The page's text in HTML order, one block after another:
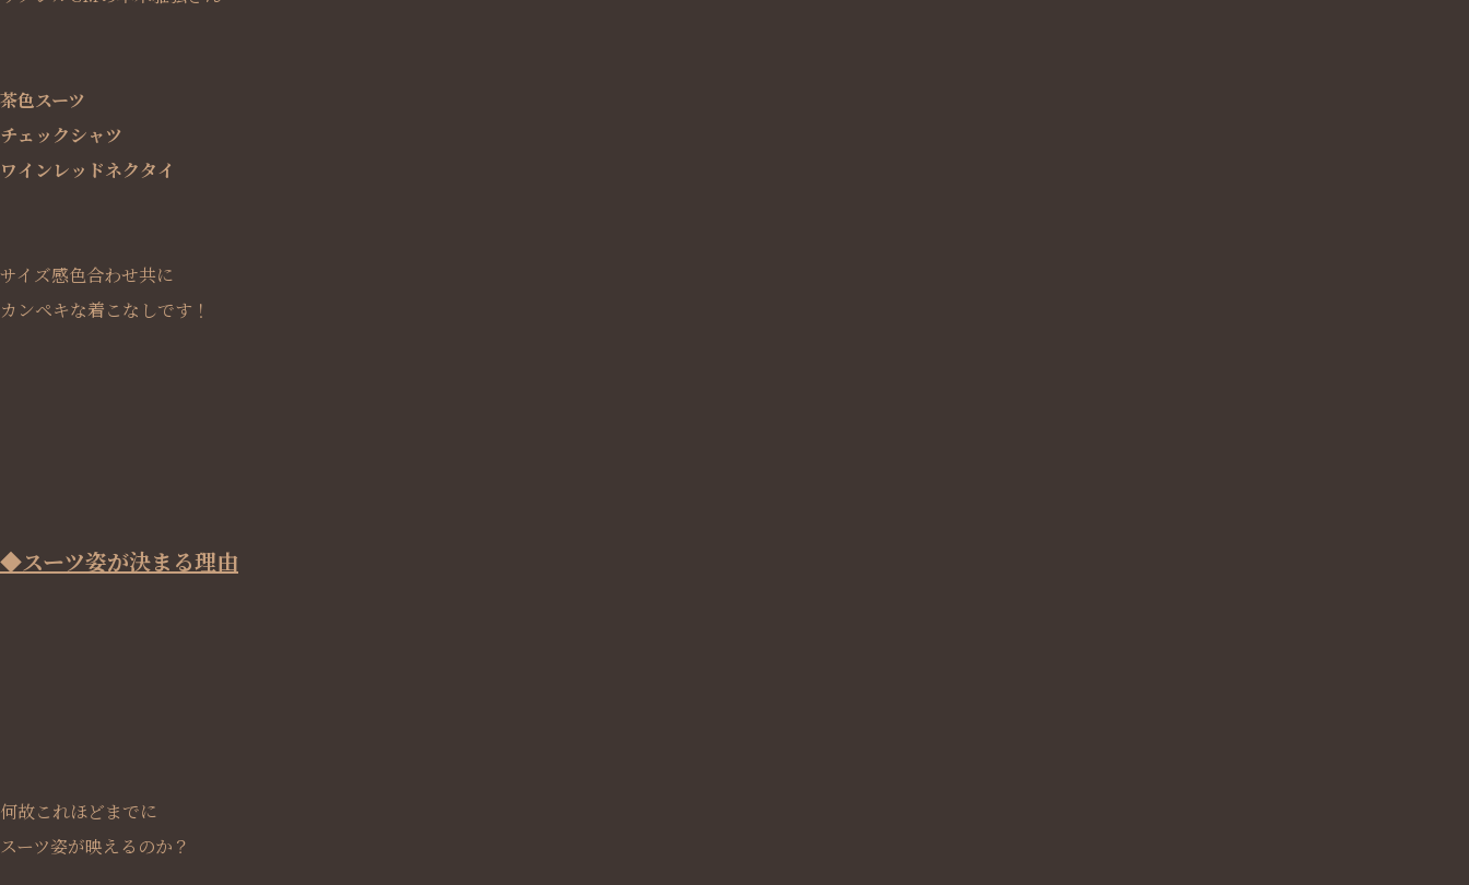
茶色スーツ
チェックシャツ
ワインレッドネクタイ
サイズ感色合わせ共に
カンペキな着こなしです！
◆スーツ姿が決まる理由
何故これほどまでに
スーツ姿が映えるのか？